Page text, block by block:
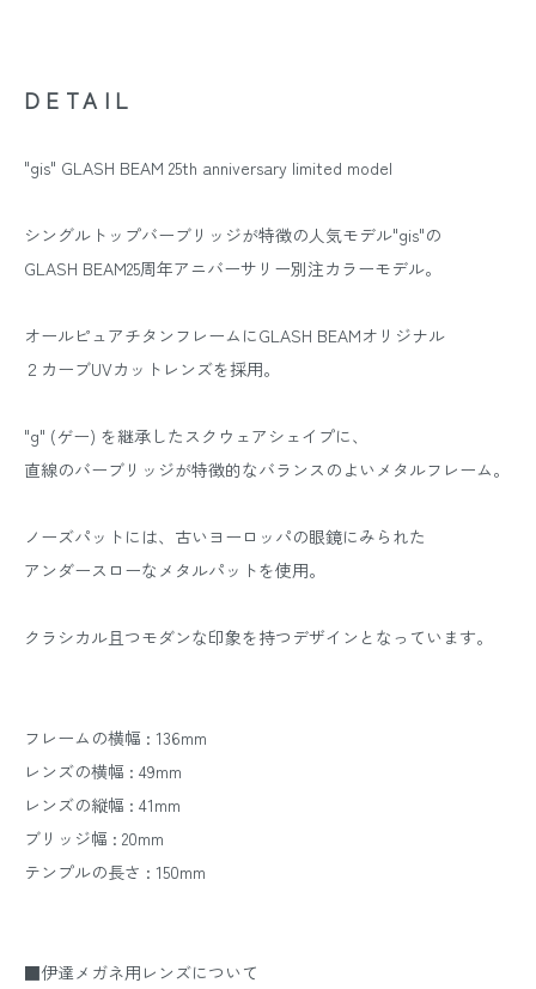
DETAIL
"gis" GLASH BEAM 25th anniversary limited model
シングルトップバーブリッジが特徴の人気モデル"gis"の
GLASH BEAM25周年アニバーサリー別注カラーモデル。
オールピュアチタンフレームにGLASH BEAMオリジナル
２カーブUVカットレンズを採用。
"g" (ゲー) を継承したスクウェアシェイプに、
直線のバーブリッジが特徴的なバランスのよいメタルフレーム。
ノーズパットには、古いヨーロッパの眼鏡にみられた
アンダースローなメタルパットを使用。
クラシカル且つモダンな印象を持つデザインとなっています。
フレームの横幅 : 136mm
レンズの横幅 : 49mm
レンズの縦幅 : 41mm
ブリッジ幅 : 20mm
テンプルの長さ : 150mm
■伊達メガネ用レンズについて